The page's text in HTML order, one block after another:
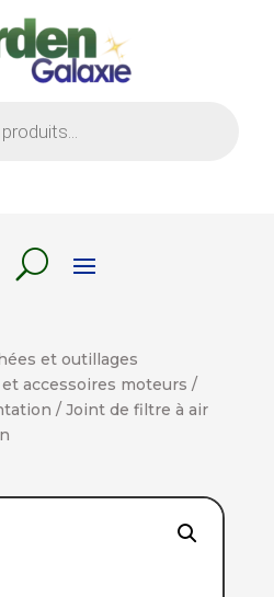
et outillages
accessoires moteurs /
/ Joint de filtre à air